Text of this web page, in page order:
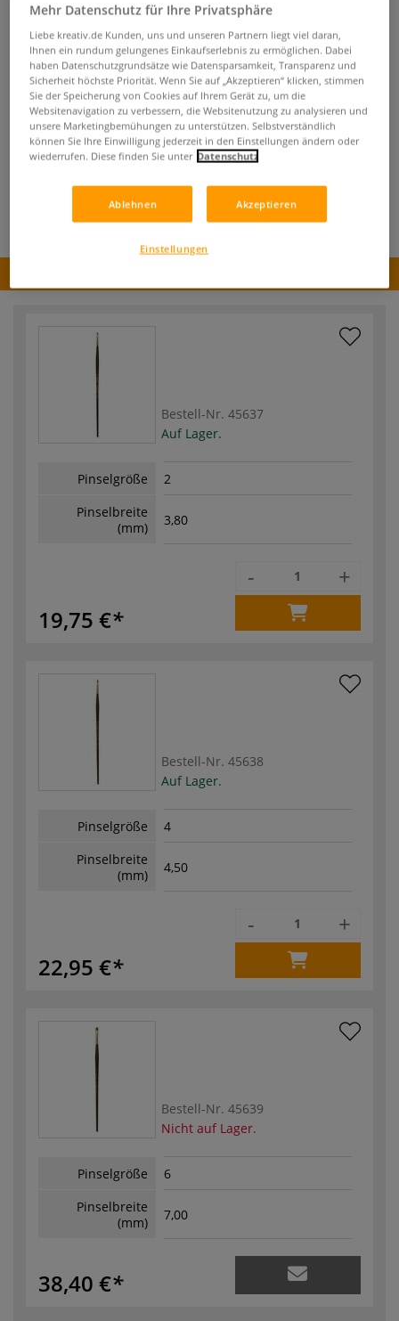
Raphaël® Serie 8728 Kolinsky Gold Katzenzungenfacon in
Premiumqualität. Ideal für die Öl- und Acrylmalerei. In
vielen Größen lieferbar.
Mehr
ab19,75 €
inklusive 19% bzw. 7% MwSt,
ggf. zuzüglich
Produkt bestellen
Bestell-Nr. 45637
Auf Lager.
Pinselgröße
2
Pinselbreite
(mm)
3,80
19,75 €
- +
Bestell-Nr. 45638
Auf Lager.
Pinselgröße
4
Pinselbreite
(mm)
4,50
22,95 €
- +
Bestell-Nr. 45639
Nicht auf Lager.
Pinselgröße
6
Pinselbreite
(mm)
7,00
38,40 €
Mehr Datenschutz für Ihre Privatsphäre
Liebe kreativ.de Kunden, uns und unseren Partnern liegt viel daran,
Ihnen ein rundum gelungenes Einkaufserlebnis zu ermöglichen. Dabei
haben Datenschutzgrundsätze wie Datensparsamkeit, Transparenz und
Sicherheit höchste Priorität. Wenn Sie auf „Akzeptieren“ klicken, stimmen
Sie der Speicherung von Cookies auf Ihrem Gerät zu, um die
Websitenavigation zu verbessern, die Websitenutzung zu analysieren und
unsere Marketingbemühungen zu unterstützen. Selbstverständlich
können Sie Ihre Einwilligung jederzeit in den Einstellungen ändern oder
wiederrufen. Diese finden Sie unter Datenschutz
Ablehnen Akzeptieren
Einstellungen